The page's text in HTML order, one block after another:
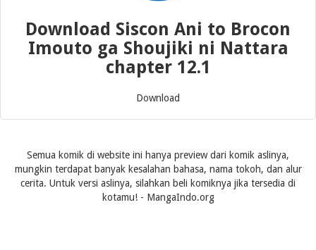
Download Siscon Ani to Brocon
Imouto ga Shoujiki ni Nattara
chapter 12.1
Download
Semua komik di website ini hanya preview dari komik aslinya,
mungkin terdapat banyak kesalahan bahasa, nama tokoh, dan alur
cerita. Untuk versi aslinya, silahkan beli komiknya jika tersedia di
kotamu! - MangaIndo.org